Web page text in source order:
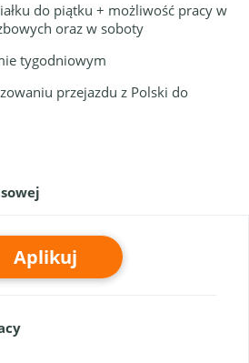
do piątku + możliwość pracy w
oraz w soboty
tygodniowym
przejazdu z Polski do
Aplikuj